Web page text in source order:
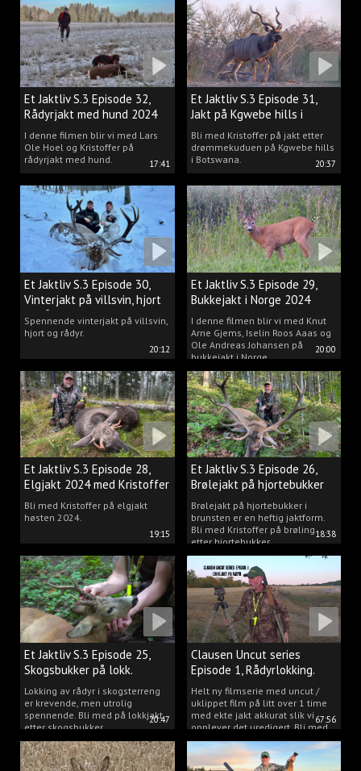
drømmen til virkelighet.
17:41
Et Jaktliv S.3 Episode 32,
Rådyrjakt med hund 2024
I denne filmen blir vi med Lars
Ole Hoel og Kristoffer på
rådyrjakt med hund.
20:37
Et Jaktliv S.3 Episode 31,
Jakt på Kgwebe hills i
Botswana
Bli med Kristoffer på jakt etter
drømmekuduen på Kgwebe hills
i Botswana.
20:12
Et Jaktliv S.3 Episode 30,
Vinterjakt på villsvin, hjort
og rådyr.
Spennende vinterjakt på villsvin,
hjort og rådyr.
20:00
Et Jaktliv S.3 Episode 29,
Bukkejakt i Norge 2024
I denne filmen blir vi med Knut
Arne Gjems, Iselin Roos Aaas og
Ole Andreas Johansen på
bukkejakt i Norge.
19:15
Et Jaktliv S.3 Episode 28,
Elgjakt 2024 med Kristoffer
Clausen
Bli med Kristoffer på elgjakt
høsten 2024.
18:38
Et Jaktliv S.3 Episode 26,
Brølejakt på hjortebukker
med Kristoffer Clausen
Brølejakt på hjortebukker i
brunsten er en heftig jaktform.
Bli med Kristoffer på brøling
etter hjortebukker.
20:47
Et Jaktliv S.3 Episode 25,
Skogsbukker på lokk.
Lokking av rådyr i skogsterreng
er krevende, men utrolig
spennende. Bli med på lokkjakt
etter skogsbukker.
67:56
Clausen Uncut series
Episode 1, Rådyrlokking.
Helt ny filmserie med uncut /
uklippet film på litt over 1 time
med ekte jakt akkurat slik vi
opplever det uredigert. Bli med
Kristoffer og opplev akkurat det
vi gjør når vi er ute og lokker
rådyr.